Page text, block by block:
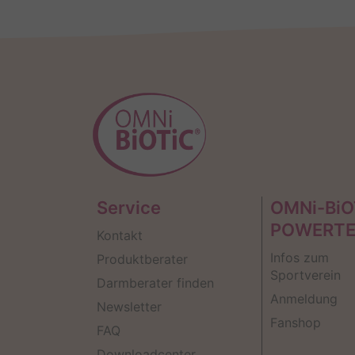
Service
Kontakt
Produktberater
Darmberater finden
Newsletter
FAQ
OMNi-
Infos zum
Sportverein
Anmeldung
Fanshop